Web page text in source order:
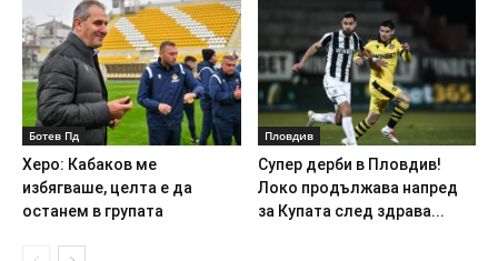
Ботев Пд
Херо: Кабаков ме
избягваше, целта е да
останем в групата
Пловдив
Супер дерби в Пловдив!
Локо продължава напред
за Купата след здрава...